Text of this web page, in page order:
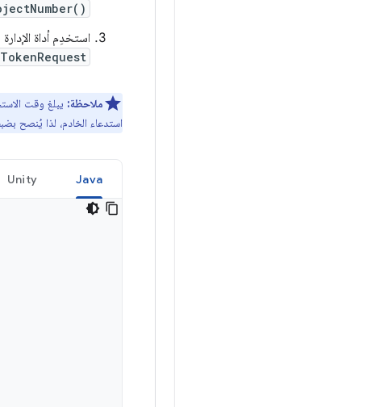
استخدِم أداة
ملاحظة:
استدعاء الخادم، لذا يُنصح
Java
Unity